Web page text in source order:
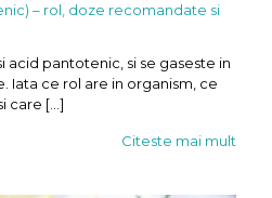
– rol, doze recomandate si
acid pantotenic, si se gaseste in
Iata ce rol are in organism, ce
care […]
Citeste mai mult